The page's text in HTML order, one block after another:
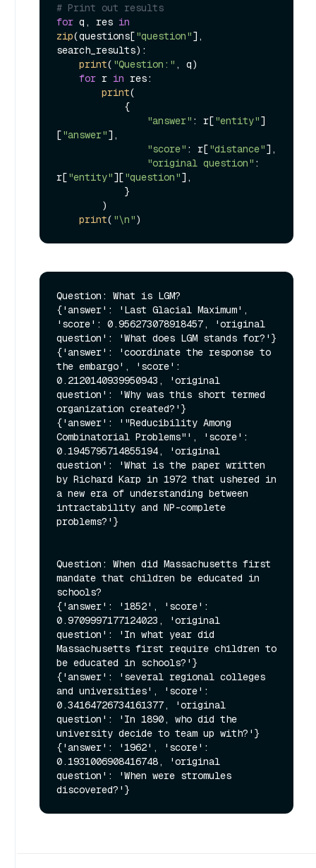
# Print out results
for q, res in
zip(questions["question"],
search_results):
print( "Question:" , q)
for r in res:
print(
"answer" : r["entity"]
["answer"],
"score" : r["distance"],
"original question" :
r["entity"]["question"],
print( "\n"
Question: What is LGM?
{'answer': 'Last Glacial Maximum',
'score': 0.956273078918457, 'original
question': 'What does LGM stands for?'}
{'answer': 'coordinate the response to
the embargo', 'score':
0.2120140939950943, 'original
question': 'Why was this short termed
organization created?'}
{'answer': '"Reducibility Among
Combinatorial Problems"', 'score':
0.1945795714855194, 'original
question': 'What is the paper written
by Richard Karp in 1972 that ushered in
a new era of understanding between
intractability and NP-complete
problems?'}
Question: When did Massachusetts first
mandate that children be educated in
schools?
{'answer': '1852', 'score':
0.9709997177124023, 'original
question': 'In what year did
Massachusetts first require children to
be educated in schools?'}
{'answer': 'several regional colleges
and universities', 'score':
0.34164726734161377, 'original
question': 'In 1890, who did the
university decide to team up with?'}
{'answer': '1962', 'score':
0.1931006908416748, 'original
question': 'When were stromules